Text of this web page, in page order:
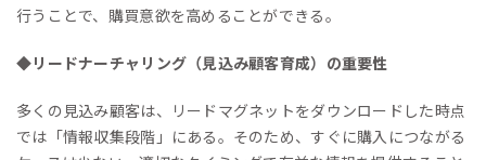
行うことで、購買意欲を高めることができる。
◆リードナーチャリング（見込み顧客育成）の重要性
多くの見込み顧客は、リードマグネットをダウンロードした時点
では「情報収集段階」にある。そのため、すぐに購入につながる